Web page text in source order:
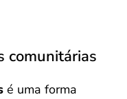
comunitárias
é uma forma